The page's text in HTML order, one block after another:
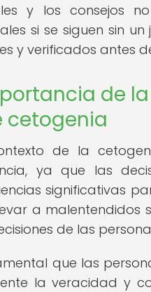
y los consejos
si se siguen sin
y verificados antes
de
cetogenia
de la
ya que las
significativas
a malentendidos
de las
que las
la veracidad y